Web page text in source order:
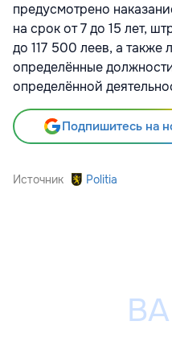
предусмотрено
на срок от 7 до 15 лет,
до 117 500 леев, а также
определённые
определённой
Подпишитесь на
Источник Politia